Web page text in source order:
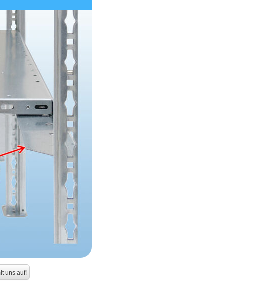
uns auf!